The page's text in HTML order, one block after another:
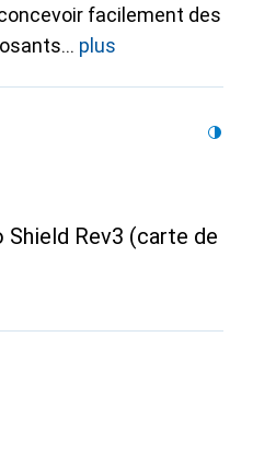
facilement des
plus
Rev3 (carte de